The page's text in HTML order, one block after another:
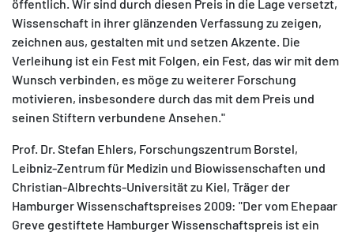
öffentlich. Wir sind durch diesen Preis in die Lage versetzt,
Wissenschaft in ihrer glänzenden Verfassung zu zeigen,
zeichnen aus, gestalten mit und setzen Akzente. Die
Verleihung ist ein Fest mit Folgen, ein Fest, das wir mit dem
Wunsch verbinden, es möge zu weiterer Forschung
motivieren, insbesondere durch das mit dem Preis und
seinen Stiftern verbundene Ansehen."
Prof. Dr. Stefan Ehlers, Forschungszentrum Borstel,
Leibniz-Zentrum für Medizin und Biowissenschaften und
Christian-Albrechts-Universität zu Kiel, Träger der
Hamburger Wissenschaftspreises 2009: "Der vom Ehepaar
Greve gestiftete Hamburger Wissenschaftspreis ist ein